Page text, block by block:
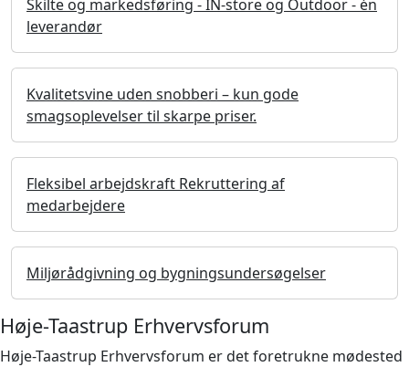
Skilte og markedsføring - IN-store og Outdoor - én
leverandør
Kvalitetsvine uden snobberi – kun gode
smagsoplevelser til skarpe priser.
Fleksibel arbejdskraft Rekruttering af
medarbejdere
Miljørådgivning og bygningsundersøgelser
Høje-Taastrup Erhvervsforum
Høje-Taastrup Erhvervsforum er det foretrukne mødested